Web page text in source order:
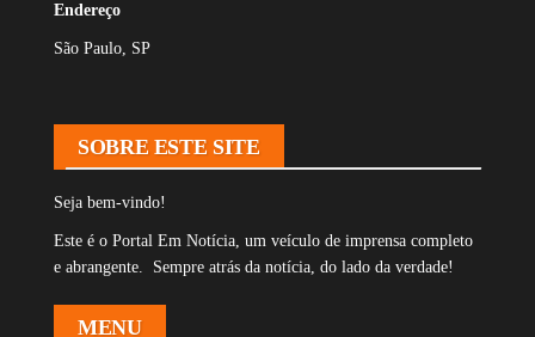
Endereço
São Paulo, SP
SOBRE ESTE SITE
Seja bem-vindo!
Este é o Portal Em Notícia, um veículo de imprensa completo
e abrangente. Sempre atrás da notícia, do lado da verdade!
MENU